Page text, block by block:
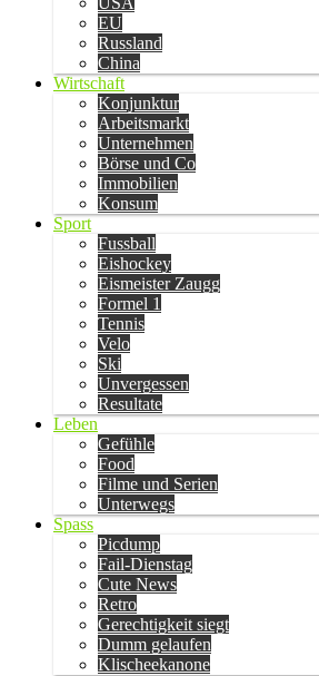
EU
Russland
China
Wirtschaft
Konjunktur
Arbeitsmarkt
Unternehmen
Börse und Co
Immobilien
Konsum
Sport
Fussball
Eishockey
Eismeister Zaugg
Formel 1
Tennis
Velo
Ski
Unvergessen
Resultate
Leben
Gefühle
Food
Filme und Serien
Unterwegs
Spass
Picdump
Fail-Dienstag
Cute News
Retro
Gerechtigkeit siegt
Dumm gelaufen
Klischeekanone